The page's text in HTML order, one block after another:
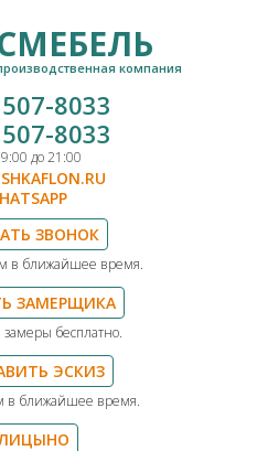
компания
8033
8033
до 21:00
ЗВОНОК
в ближайшее время.
ЗАМЕРЩИКА
бесплатно.
ЭСКИЗ
в ближайшее время.